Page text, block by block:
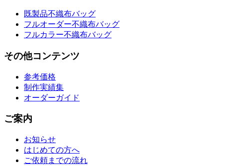
既製品不織布バッグ
フルオーダー不織布バッグ
フルカラー不織布バッグ
その他コンテンツ
参考価格
制作実績集
オーダーガイド
ご案内
お知らせ
はじめての方へ
ご依頼までの流れ